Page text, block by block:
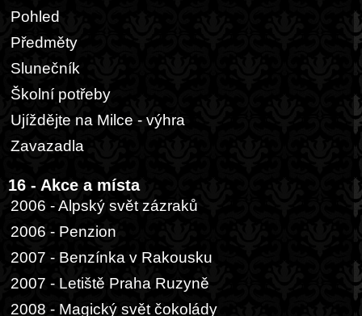
Pohled
Předměty
Slunečník
Školní potřeby
Ujíždějte na Milce - výhra
Zavazadla
16 - Akce a místa
2006 - Alpský svět zázraků
2006 - Penzion
2007 - Benzínka v Rakousku
2007 - Letiště Praha Ruzyně
2008 - Magický svět čokolády